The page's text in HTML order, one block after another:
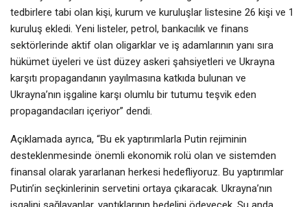
tedbirlere tabi olan kişi, kurum ve kuruluşlar listesine 26 kişi ve 1
kuruluş ekledi. Yeni listeler, petrol, bankacılık ve finans
sektörlerinde aktif olan oligarklar ve iş adamlarının yanı sıra
hükümet üyeleri ve üst düzey askeri şahsiyetleri ve Ukrayna
karşıtı propagandanın yayılmasına katkıda bulunan ve
Ukrayna’nın işgaline karşı olumlu bir tutumu teşvik eden
propagandacıları içeriyor” dendi.
Açıklamada ayrıca, “Bu ek yaptırımlarla Putin rejiminin
desteklenmesinde önemli ekonomik rolü olan ve sistemden
finansal olarak yararlanan herkesi hedefliyoruz. Bu yaptırımlar
Putin’in seçkinlerinin servetini ortaya çıkaracak. Ukrayna’nın